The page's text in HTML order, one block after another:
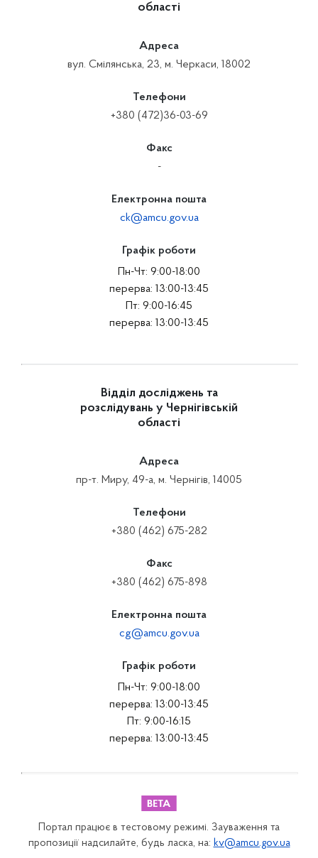
області
Адреса
вул. Смілянська, 23, м. Черкаси, 18002
Телефони
+380 (472)36-03-69
Факс
-
Електронна пошта
ck@amcu.gov.ua
Графік роботи
Пн-Чт: 9:00-18:00
перерва: 13:00-13:45
Пт: 9:00-16:45
перерва: 13:00-13:45
Відділ досліджень та
розслідувань у Чернігівській
області
Адреса
пр-т. Миру, 49-а, м. Чернігів, 14005
Телефони
+380 (462) 675-282
Факс
+380 (462) 675-898
Електронна пошта
cg@amcu.gov.ua
Графік роботи
Пн-Чт: 9:00-18:00
перерва: 13:00-13:45
Пт: 9:00-16:15
перерва: 13:00-13:45
Портал працює в тестовому режимі. Зауваження та
пропозиції надсилайте, будь ласка, на: kv@amcu.gov.ua